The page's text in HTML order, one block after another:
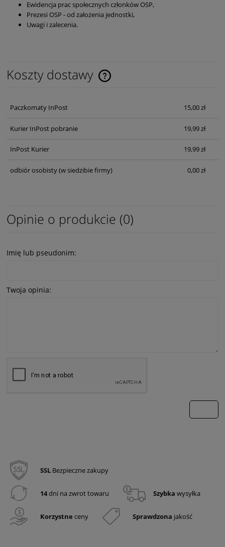
Ewidencja prac społecznych członków OSP,
Prezesi OSP - od założenia jednostki,
Uwagi i zalecenia.
Koszty dostawy
Cena nie zawiera ewentualnych kosztów płatności
Paczkomaty InPost 15,00 zł
Kurier InPost pobranie 19,99 zł
InPost Kurier 19,99 zł
odbiór osobisty(w siedzibie firmy) 0,00 zł
Opinie o produkcie (0)
Imię lub pseudonim:
Twoja opinia:
SSL Bezpieczne zakupy
14dni na zwrot towaru Szybka wysyłka
Korzystne ceny Sprawdzona jakość